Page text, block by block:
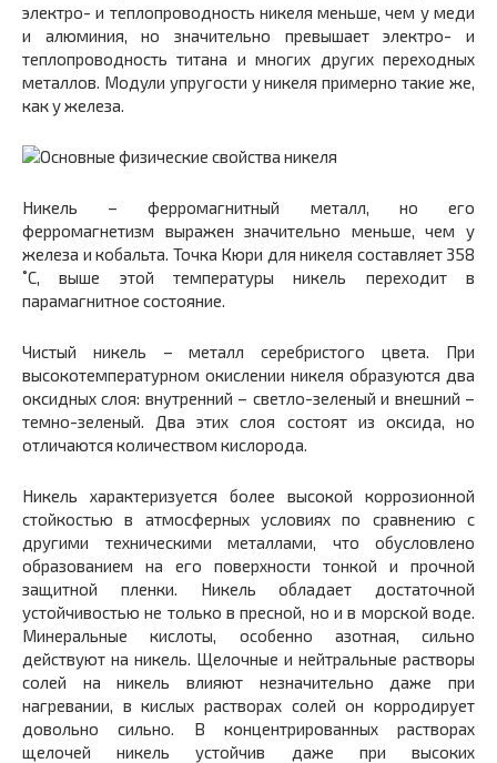
электро- и теплопроводность никеля меньше, чем у меди
и алюминия, но значительно превышает электро- и
теплопроводность титана и многих других переходных
металлов. Модули упругости у никеля примерно такие же,
как у железа.
Никель – ферромагнитный металл, но его
ферромагнетизм выражен значительно меньше, чем у
железа и кобальта. Точка Кюри для никеля составляет 358
˚С, выше этой температуры никель переходит в
парамагнитное состояние.
Чистый никель – металл серебристого цвета. При
высокотемпературном окислении никеля образуются два
оксидных слоя: внутренний – светло-зеленый и внешний –
темно-зеленый. Два этих слоя состоят из оксида, но
отличаются количеством кислорода.
Никель характеризуется более высокой коррозионной
стойкостью в атмосферных условиях по сравнению с
другими техническими металлами, что обусловлено
образованием на его поверхности тонкой и прочной
защитной пленки. Никель обладает достаточной
устойчивостью не только в пресной, но и в морской воде.
Минеральные кислоты, особенно азотная, сильно
действуют на никель. Щелочные и нейтральные растворы
солей на никель влияют незначительно даже при
нагревании, в кислых растворах солей он корродирует
довольно сильно. В концентрированных растворах
щелочей никель устойчив даже при высоких